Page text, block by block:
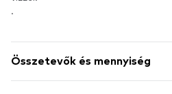
.
Összetevők és mennyiség